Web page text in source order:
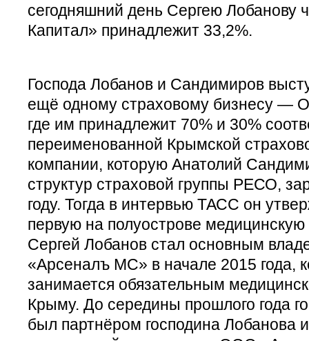
сегодняшний день Сергею
Капитал» принадлежит 33,2%.
Господа Лобанов и Сандимиров
ещё одному страховому бизнесу
где им принадлежит 70% и 30%
переименованной Крымской
компании, которую Анатолий
структур страховой группы РЕСО,
году. Тогда в интервью ТАСС он
первую на полуострове
Сергей Лобанов стал основным
«Арсеналъ МС» в начале 2015 года,
занимается обязательным
Крыму. До середины прошлого года
был партнёром господина Лобанова